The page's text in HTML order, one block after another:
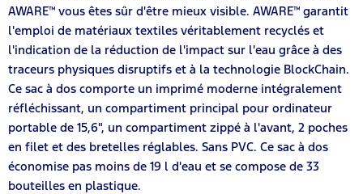
AWARE™ vous êtes sûr d'être mieux visible. AWARE™ garantit
l'emploi de matériaux textiles véritablement recyclés et
l'indication de la réduction de l'impact sur l'eau grâce à des
traceurs physiques disruptifs et à la technologie BlockChain.
Ce sac à dos comporte un imprimé moderne intégralement
réfléchissant, un compartiment principal pour ordinateur
portable de 15,6", un compartiment zippé à l'avant, 2 poches
en filet et des bretelles réglables. Sans PVC. Ce sac à dos
économise pas moins de 19 l d'eau et se compose de 33
bouteilles en plastique.